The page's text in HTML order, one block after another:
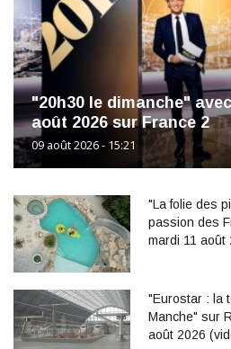
"20h30 le dimanche"
août 2026 sur France 2
09 août 2026 - 15:21
"La folie des
passion des
mardi 11 août
"Eurostar : la
Manche" sur
août 2026